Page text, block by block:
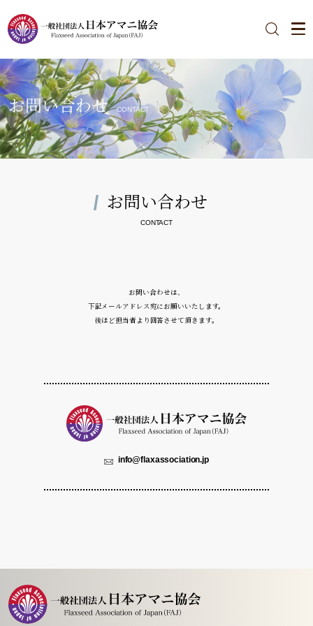
お問い合わせ CONTACT
お問い合わせ
CONTACT
お問い合わせは、
下記メールアドレス宛にお願いいたします。
後ほど担当者より回答させて頂きます。
info@flaxassociation.jp